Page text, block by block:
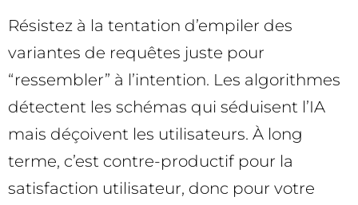
Résistez à la tentation d’empiler des
variantes de requêtes juste pour
“ressembler” à l’intention. Les algorithmes
détectent les schémas qui séduisent l’IA
mais déçoivent les utilisateurs. À long
terme, c’est contre-productif pour la
satisfaction utilisateur, donc pour votre